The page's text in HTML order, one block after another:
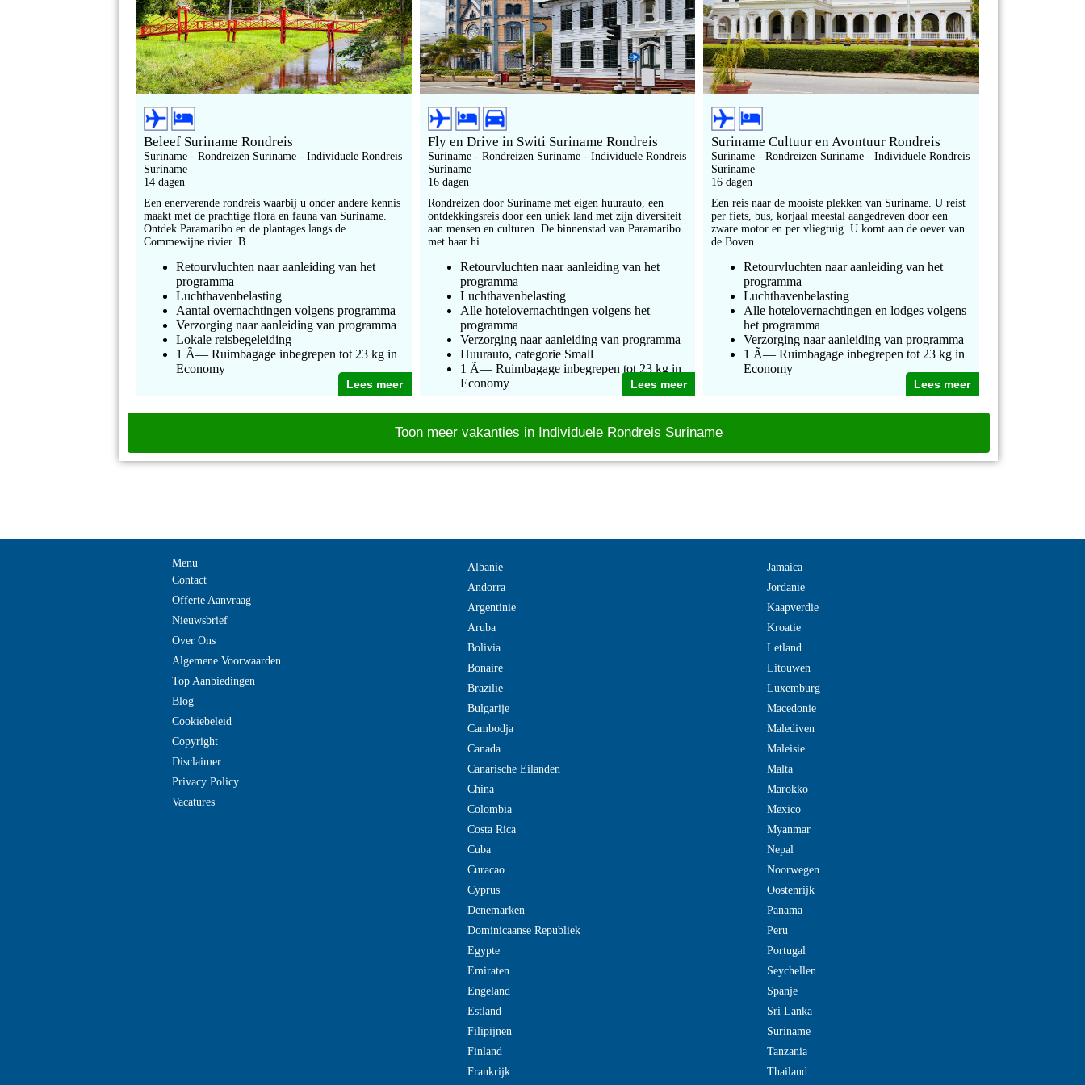
Beleef Suriname Rondreis
Suriname - Rondreizen Suriname - Individuele Rondreis
Suriname
14 dagen
Een enerverende rondreis waarbij u onder andere kennis
maakt met de prachtige flora en fauna van Suriname.
Ontdek Paramaribo en de plantages langs de
Commewijne rivier. B...
Retourvluchten naar aanleiding van het
programma
Luchthavenbelasting
Aantal overnachtingen volgens programma
Verzorging naar aanleiding van programma
Lokale reisbegeleiding
1 Ã— Ruimbagage inbegrepen tot 23 kg in
Economy
Lees meer
Fly en Drive in Switi Suriname Rondreis
Suriname - Rondreizen Suriname - Individuele Rondreis
Suriname
16 dagen
Rondreizen door Suriname met eigen huurauto, een
ontdekkingsreis door een uniek land met zijn diversiteit
aan mensen en culturen. De binnenstad van Paramaribo
met haar hi...
Retourvluchten naar aanleiding van het
programma
Luchthavenbelasting
Alle hotelovernachtingen volgens het
programma
Verzorging naar aanleiding van programma
Huurauto, categorie Small
1 Ã— Ruimbagage inbegrepen tot 23 kg in
Economy
Lees meer
Suriname Cultuur en Avontuur Rondreis
Suriname - Rondreizen Suriname - Individuele Rondreis
Suriname
16 dagen
Een reis naar de mooiste plekken van Suriname. U reist
per fiets, bus, korjaal meestal aangedreven door een
zware motor en per vliegtuig. U komt aan de oever van
de Boven...
Retourvluchten naar aanleiding van het
programma
Luchthavenbelasting
Alle hotelovernachtingen en lodges volgens
het programma
Verzorging naar aanleiding van programma
1 Ã— Ruimbagage inbegrepen tot 23 kg in
Economy
Lees meer
Toon meer vakanties in Individuele Rondreis Suriname
Menu
Contact
Offerte Aanvraag
Nieuwsbrief
Over Ons
Algemene Voorwaarden
Top Aanbiedingen
Blog
Cookiebeleid
Copyright
Disclaimer
Privacy Policy
Vacatures
Albanie
Andorra
Argentinie
Aruba
Bolivia
Bonaire
Brazilie
Bulgarije
Cambodja
Canada
Canarische Eilanden
China
Colombia
Costa Rica
Cuba
Curacao
Cyprus
Denemarken
Dominicaanse Republiek
Egypte
Emiraten
Engeland
Estland
Filipijnen
Finland
Frankrijk
Jamaica
Jordanie
Kaapverdie
Kroatie
Letland
Litouwen
Luxemburg
Macedonie
Malediven
Maleisie
Malta
Marokko
Mexico
Myanmar
Nepal
Noorwegen
Oostenrijk
Panama
Peru
Portugal
Seychellen
Spanje
Sri Lanka
Suriname
Tanzania
Thailand